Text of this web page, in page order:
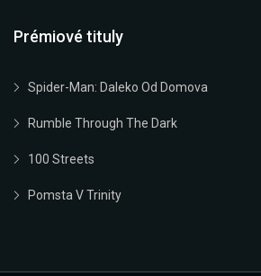
Prémiové tituly
Spider-Man: Daleko Od Domova
Rumble Through The Dark
100 Streets
Pomsta V Trinity